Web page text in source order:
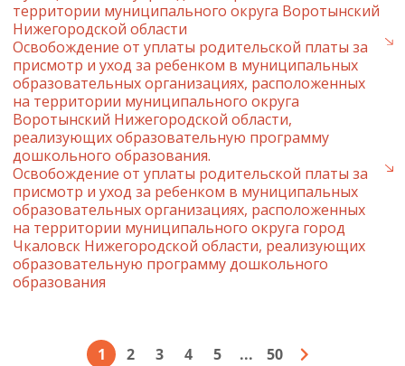
территории муниципального округа Воротынский
Нижегородской области
Освобождение от уплаты родительской платы за
присмотр и уход за ребенком в муниципальных
образовательных организациях, расположенных
на территории муниципального округа
Воротынский Нижегородской области,
реализующих образовательную программу
дошкольного образования.
Освобождение от уплаты родительской платы за
присмотр и уход за ребенком в муниципальных
образовательных организациях, расположенных
на территории муниципального округа город
Чкаловск Нижегородской области, реализующих
образовательную программу дошкольного
образования
1 2 3 4 5 ... 50